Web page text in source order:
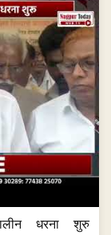
धरना शुरु